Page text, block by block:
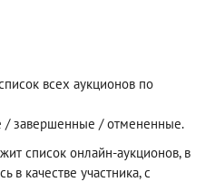
всех аукционов по
/ завершенные / отмененные.
список онлайн-аукционов, в
в качестве участника, с